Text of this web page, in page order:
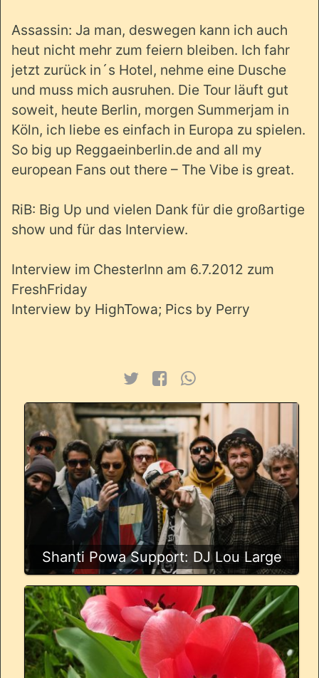
Assassin: Ja man, deswegen kann ich auch
heut nicht mehr zum feiern bleiben. Ich fahr
jetzt zurück in´s Hotel, nehme eine Dusche
und muss mich ausruhen. Die Tour läuft gut
soweit, heute Berlin, morgen Summerjam in
Köln, ich liebe es einfach in Europa zu spielen.
So big up Reggaeinberlin.de and all my
european Fans out there – The Vibe is great.
RiB: Big Up und vielen Dank für die großartige
show und für das Interview.
Interview im ChesterInn am 6.7.2012 zum
FreshFriday
Interview by HighTowa; Pics by Perry
Shanti Powa Support: DJ Lou Large